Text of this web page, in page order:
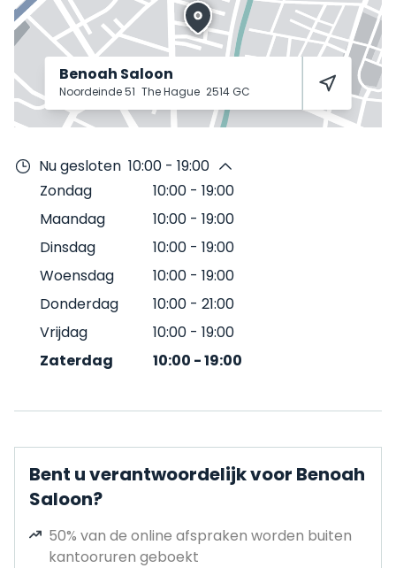
Benoah Saloon
Noordeinde 51 The Hague 2514 GC
Nu gesloten 10:00 - 19:00
Zondag
10:00 - 19:00
Maandag
10:00 - 19:00
Dinsdag
10:00 - 19:00
Woensdag
10:00 - 19:00
Donderdag
10:00 - 21:00
Vrijdag
10:00 - 19:00
Zaterdag
10:00 -19:00
Bent u verantwoordelijk voor Benoah
Saloon?
50% van de online afspraken worden buiten
kantooruren geboekt